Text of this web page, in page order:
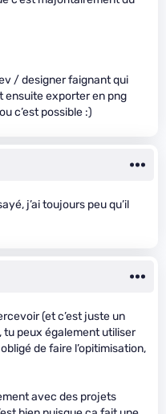
/ designer faignant qui
ensuite exporter en png
c’est possible :)
j’ai toujours peu qu’il
(et c’est juste un
peux également utiliser
de faire l’opitimisation,
avec des projets